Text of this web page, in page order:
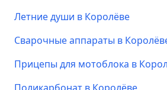
Летние души в Королёве
Сварочные аппараты в
Прицепы для мотоблока в